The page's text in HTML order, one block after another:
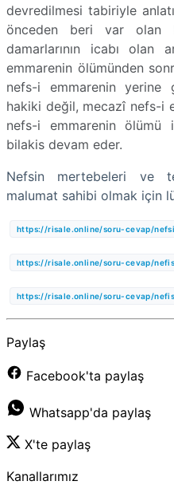
devredilmesi tabiriyle
önceden beri var olan
damarlarının icabı olan
emmarenin ölümünden
nefs-i emmarenin yerine
hakiki değil, mecazî nefs-i
nefs-i emmarenin
bilakis devam eder.
Nefsin mertebeleri ve
malumat sahibi olmak için
https://risale.online/soru-cevap/
https://risale.online/soru-cevap/
https://risale.online/soru-cevap/
Paylaş
Facebook'ta paylaş
Whatsapp'da paylaş
X'te paylaş
Kanallarımız